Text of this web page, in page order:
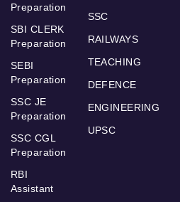
Preparation
SBI CLERK
Preparation
SEBI
Preparation
SSC JE
Preparation
SSC CGL
Preparation
RBI
Assistant
SSC
RAILWAYS
TEACHING
DEFENCE
ENGINEERING
UPSC